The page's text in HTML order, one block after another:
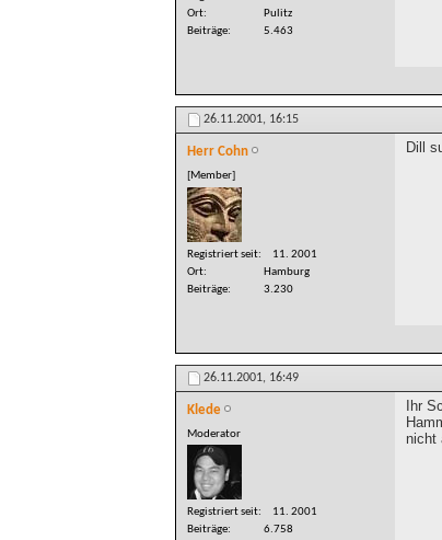
Ort
Pulitz
Beiträge
5.463
26.11.2001, 16:15
Herr Cohn
[Member]
Registriert seit
11. 2001
Ort
Hamburg
Beiträge
3.230
Dill
26.11.2001, 16:49
Klede
Moderator
Registriert seit
11. 2001
Beiträge
6.758
Ihr
nicht